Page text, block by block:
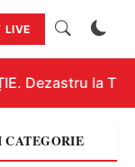
LIVE
Dezastru la
CATEGORIE